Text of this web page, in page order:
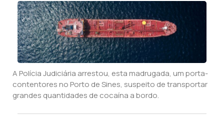
A Polícia Judiciária arrestou, esta madrugada, um porta-
contentores no Porto de Sines, suspeito de transportar
grandes quantidades de cocaína a bordo.